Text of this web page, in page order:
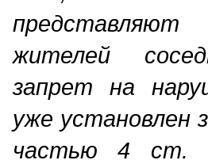
жителей
запрет на
уже установлен
частью 4